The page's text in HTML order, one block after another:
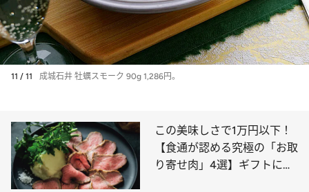
11 / 11 成城石井 牡蠣スモーク 90g 1,286円。
この美味しさで1万円以下！
【食通が認める究極の「お取
り寄せ肉」4選】ギフトにも